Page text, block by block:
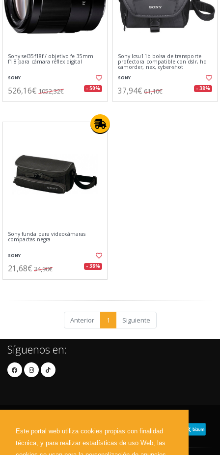
Este portal web utiliza cookies propias con finalidad
técnica, y para realizar estadísticas de uso Web, las
Sony sel35f18f / objetivo fe 35mm
f1.8 para cámara reflex digital
SONY
526,16€ 1052,32€ - 50%
Sony lcsu11b bolsa de transporte
protectora compatible con dslr, hd
camorder, nex, cyber-shot
SONY
37,94€ 61,10€ - 38%
Sony funda para videocámaras
compactas negra
SONY
21,68€ 34,90€ - 38%
Anterior 1 Siguiente
Síguenos en: